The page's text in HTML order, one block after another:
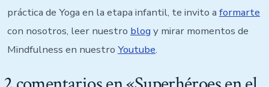
práctica de Yoga en la etapa infantil, te invito a formarte
con nosotros, leer nuestro blog y mirar momentos de
Mindfulness en nuestro Youtube.